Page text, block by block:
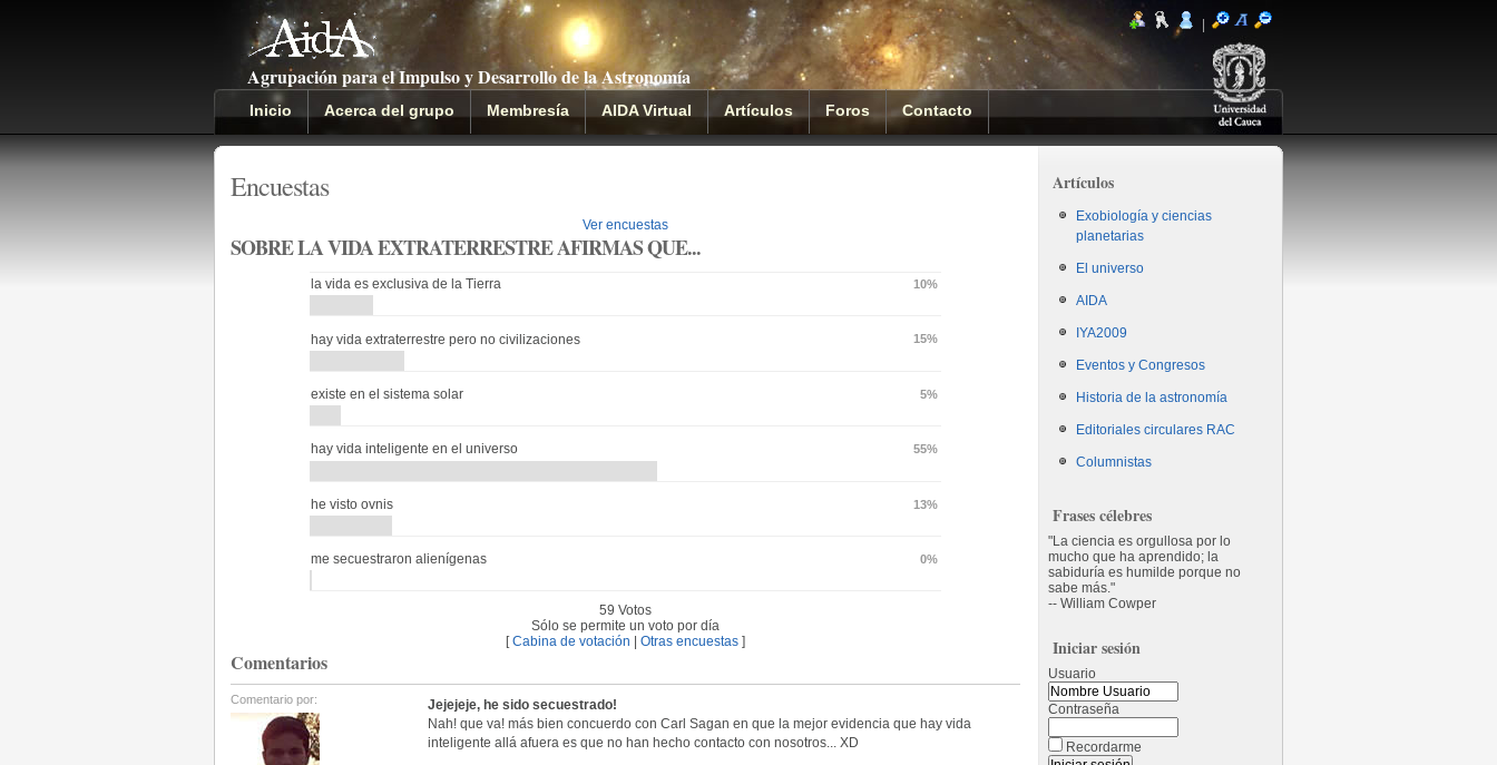
Agrupación para el Impulso y Desarrollo de la Astronomía
Inicio Acerca del grupo Membresía AIDA Virtual Artículos Foros Contacto
Encuestas
Ver encuestas
SOBRE LA VIDA EXTRATERRESTRE AFIRMAS QUE...
la vida es exclusiva de la Tierra 10%
hay vida extraterrestre pero no civilizaciones 15%
existe en el sistema solar 5%
hay vida inteligente en el universo 55%
he visto ovnis 13%
me secuestraron alienígenas 0%
59 Votos
Sólo se permite un voto por día
[Cabina de votación |Otras encuestas ]
Comentarios
Comentario por:
Jejejeje, he sido secuestrado!
Nah! que va! más bien concuerdo con Carl Sagan en que la mejor evidencia que hay vida
inteligente allá afuera es que no han hecho contacto con nosotros... XD
Artículos
Exobiología y ciencias
planetarias
El universo
AIDA
IYA2009
Eventos y Congresos
Historia de la astronomía
Editoriales circulares RAC
Columnistas
Frases célebres
La ciencia es orgullosa por lo
mucho que ha aprendido; la
sabiduría es humilde porque no
sabe más.
-- William Cowper
Iniciar sesión
Usuario
Contraseña
Recordarme